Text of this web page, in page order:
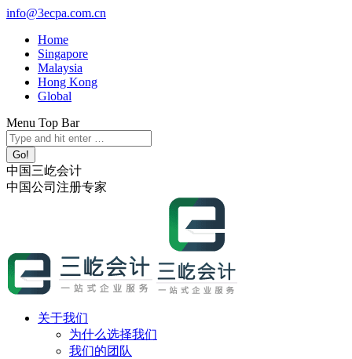
跳
info@3ecpa.com.cn
Home
Singapore
Malaysia
Hong Kong
Global
Menu Top Bar
X
page
opens
in
new
YouTube
page
opens
in
new
Linkedin
page
opens
in
new
Instagram
page
opens
in
new
Search:
中国三屹会计
中国公司注册专家
关于我们
为什么选择我们
我们的团队